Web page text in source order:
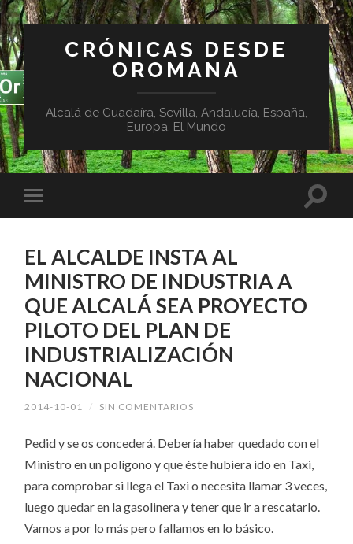
CRÓNICAS DESDE
OROMANA
Alcalá de Guadaíra, Sevilla, Andalucía, España,
Europa, El Mundo
EL ALCALDE INSTA AL
MINISTRO DE INDUSTRIA A
QUE ALCALÁ SEA PROYECTO
PILOTO DEL PLAN DE
INDUSTRIALIZACIÓN
NACIONAL
2014-10-01 / SIN COMENTARIOS
Pedid y se os concederá. Debería haber quedado con el
Ministro en un polígono y que éste hubiera ido en Taxi,
para comprobar si llega el Taxi o necesita llamar 3 veces,
luego quedar en la gasolinera y tener que ir a rescatarlo.
Vamos a por lo más pero fallamos en lo básico.